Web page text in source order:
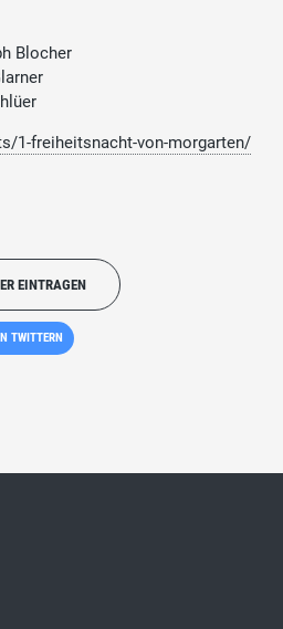
Blocher
1-freiheitsnacht-von-morgarten/
EINTRAGEN
TWITTERN